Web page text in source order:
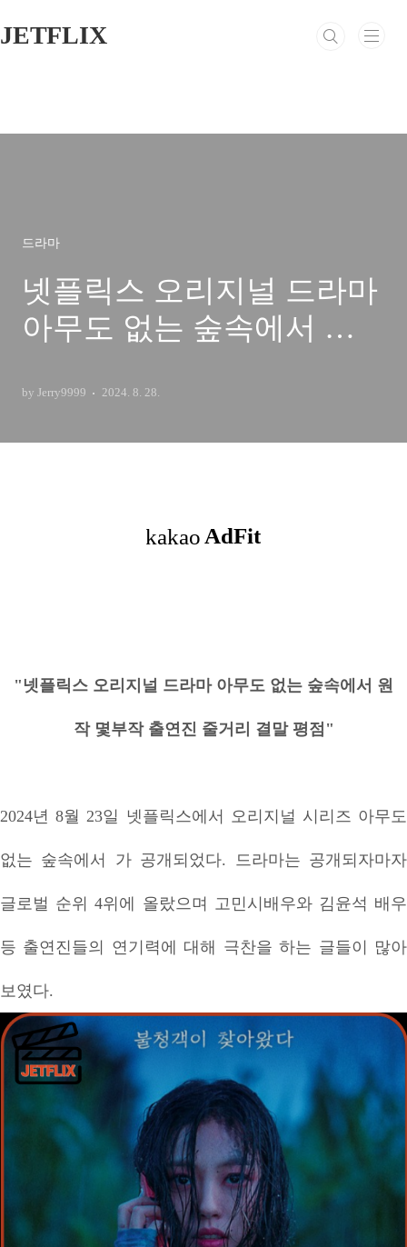
JETFLIX
드라마
넷플릭스 오리지널 드라마
아무도 없는 숲속에서 원
결말 평점
by Jerry9999 2024. 8. 28.
"넷플릭스 오리지널 드라마 아무도 없는 숲속에서 원
작 몇부작 출연진 줄거리 결말 평점"
2024년 8월 23일 넷플릭스에서 오리지널 시리즈 아무도
없는 숲속에서 가 공개되었다. 드라마는 공개되자마자
글로벌 순위 4위에 올랐으며 고민시배우와 김윤석 배우
등 출연진들의 연기력에 대해 극찬을 하는 글들이 많아
보였다.